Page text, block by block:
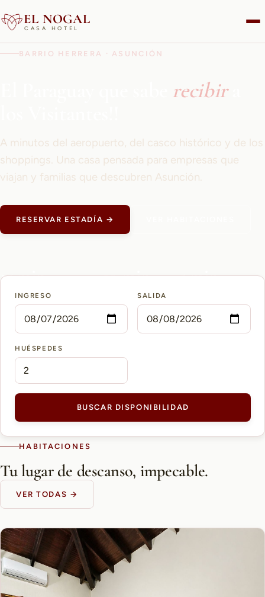
EL NOGAL
CASA HOTEL
BARRIO HERRERA · ASUNCIÓN
recibira
A minutos del aeropuerto, del casco histórico y de los
shoppings. Una casa pensada para empresas que
viajan y familias que descubren Asunción.
RESERVAR ESTADÍA →
15 min
AEROPUERTO PETTIROSSI
10 min
CASCO HISTÓRICO
5 min
INGRESO SALIDA
HUÉSPEDES
BUSCAR DISPONIBILIDAD
HABITACIONES
Tu lugar de descanso, impecable.
VER TODAS →